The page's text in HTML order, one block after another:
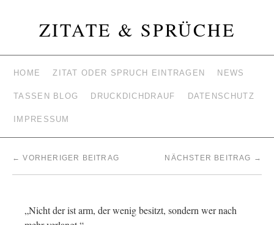
ZITATE & SPRÜCHE
HOME ZITAT ODER SPRUCH EINTRAGEN NEWS
TASSEN BLOG DRUCKDICHDRAUF DATENSCHUTZ
IMPRESSUM
← VORHERIGER BEITRAG NÄCHSTER BEITRAG →
„Nicht der ist arm, der wenig besitzt, sondern wer nach